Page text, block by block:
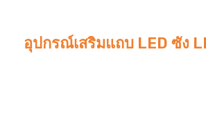
อุปกรณ์เสริมแถบ LED ซัง